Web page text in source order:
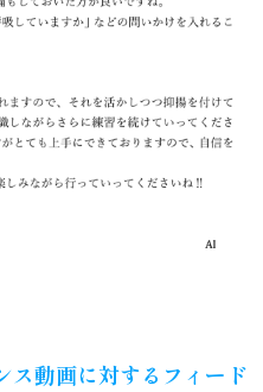
ス動画に対するフィード